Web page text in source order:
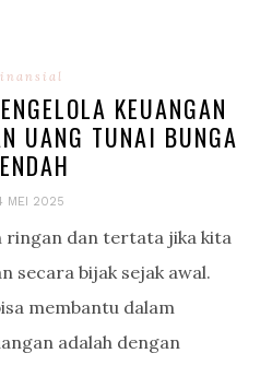
KEUANGAN
UANG TUNAI BUNGA
MEI 2025
ringan dan tertata jika kita
secara bijak sejak awal.
membantu dalam
adalah dengan